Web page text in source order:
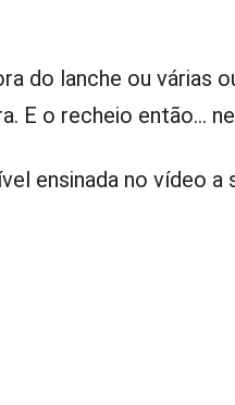
do lanche ou várias
E o recheio então…
ensinada no vídeo a